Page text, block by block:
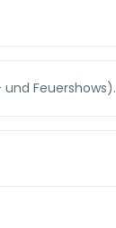
Feuershows).